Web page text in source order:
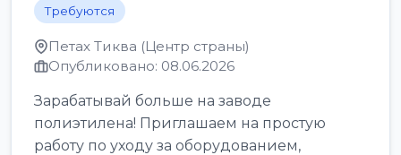
Требуются
Петах Тиква (Центр страны)
Опубликовано: 08.06.2026
Зарабатывай больше на заводе
полиэтилена! Приглашаем на простую
работу по уходу за оборудованием,